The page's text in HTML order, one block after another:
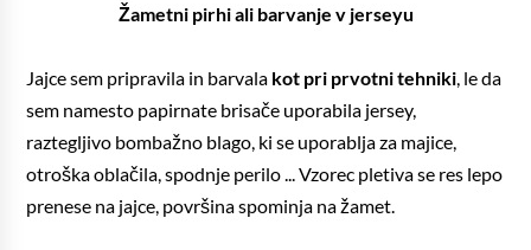
Žametni pirhi ali barvanje v jerseyu
Jajce sem pripravila in barvala kot pri prvotni tehniki , le da
sem namesto papirnate brisače uporabila jersey,
raztegljivo bombažno blago, ki se uporablja za majice,
otroška oblačila, spodnje perilo ... Vzorec pletiva se res lepo
prenese na jajce, površina spominja na žamet.